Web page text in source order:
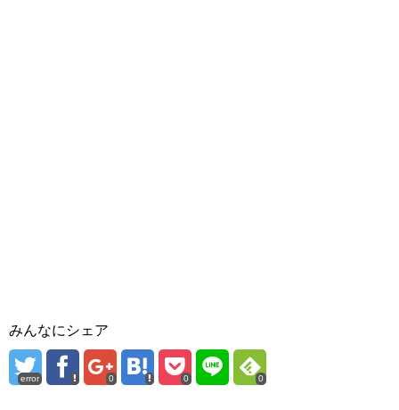
みんなにシェア
error 0 0 0